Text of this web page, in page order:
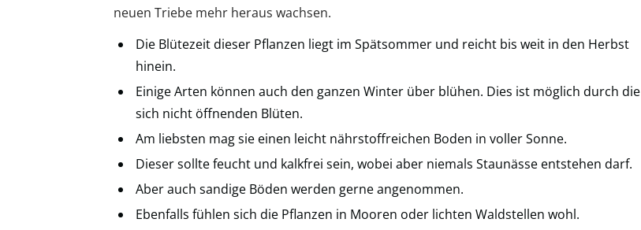
neuen Triebe mehr heraus wachsen.
Die Blütezeit dieser Pflanzen liegt im Spätsommer und reicht bis weit in den Herbst
hinein.
Einige Arten können auch den ganzen Winter über blühen. Dies ist möglich durch die
sich nicht öffnenden Blüten.
Am liebsten mag sie einen leicht nährstoffreichen Boden in voller Sonne.
Dieser sollte feucht und kalkfrei sein, wobei aber niemals Staunässe entstehen darf.
Aber auch sandige Böden werden gerne angenommen.
Ebenfalls fühlen sich die Pflanzen in Mooren oder lichten Waldstellen wohl.